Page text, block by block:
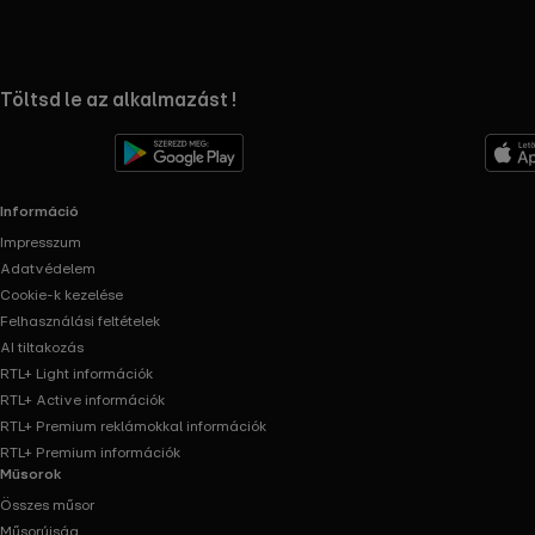
RTL+ useful links.
Töltsd le az alkalmazást !
Információ
Impresszum
Adatvédelem
Cookie-k kezelése
Felhasználási feltételek
AI tiltakozás
RTL+ Light információk
RTL+ Active információk
RTL+ Premium reklámokkal információk
RTL+ Premium információk
Műsorok
Összes műsor
Műsorújság